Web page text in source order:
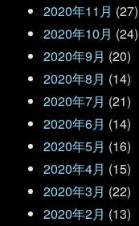
2020年11月 (27)
2020年10月 (24)
2020年9月 (20)
2020年8月 (14)
2020年7月 (21)
2020年6月 (14)
2020年5月 (16)
2020年4月 (15)
2020年3月 (22)
2020年2月 (13)